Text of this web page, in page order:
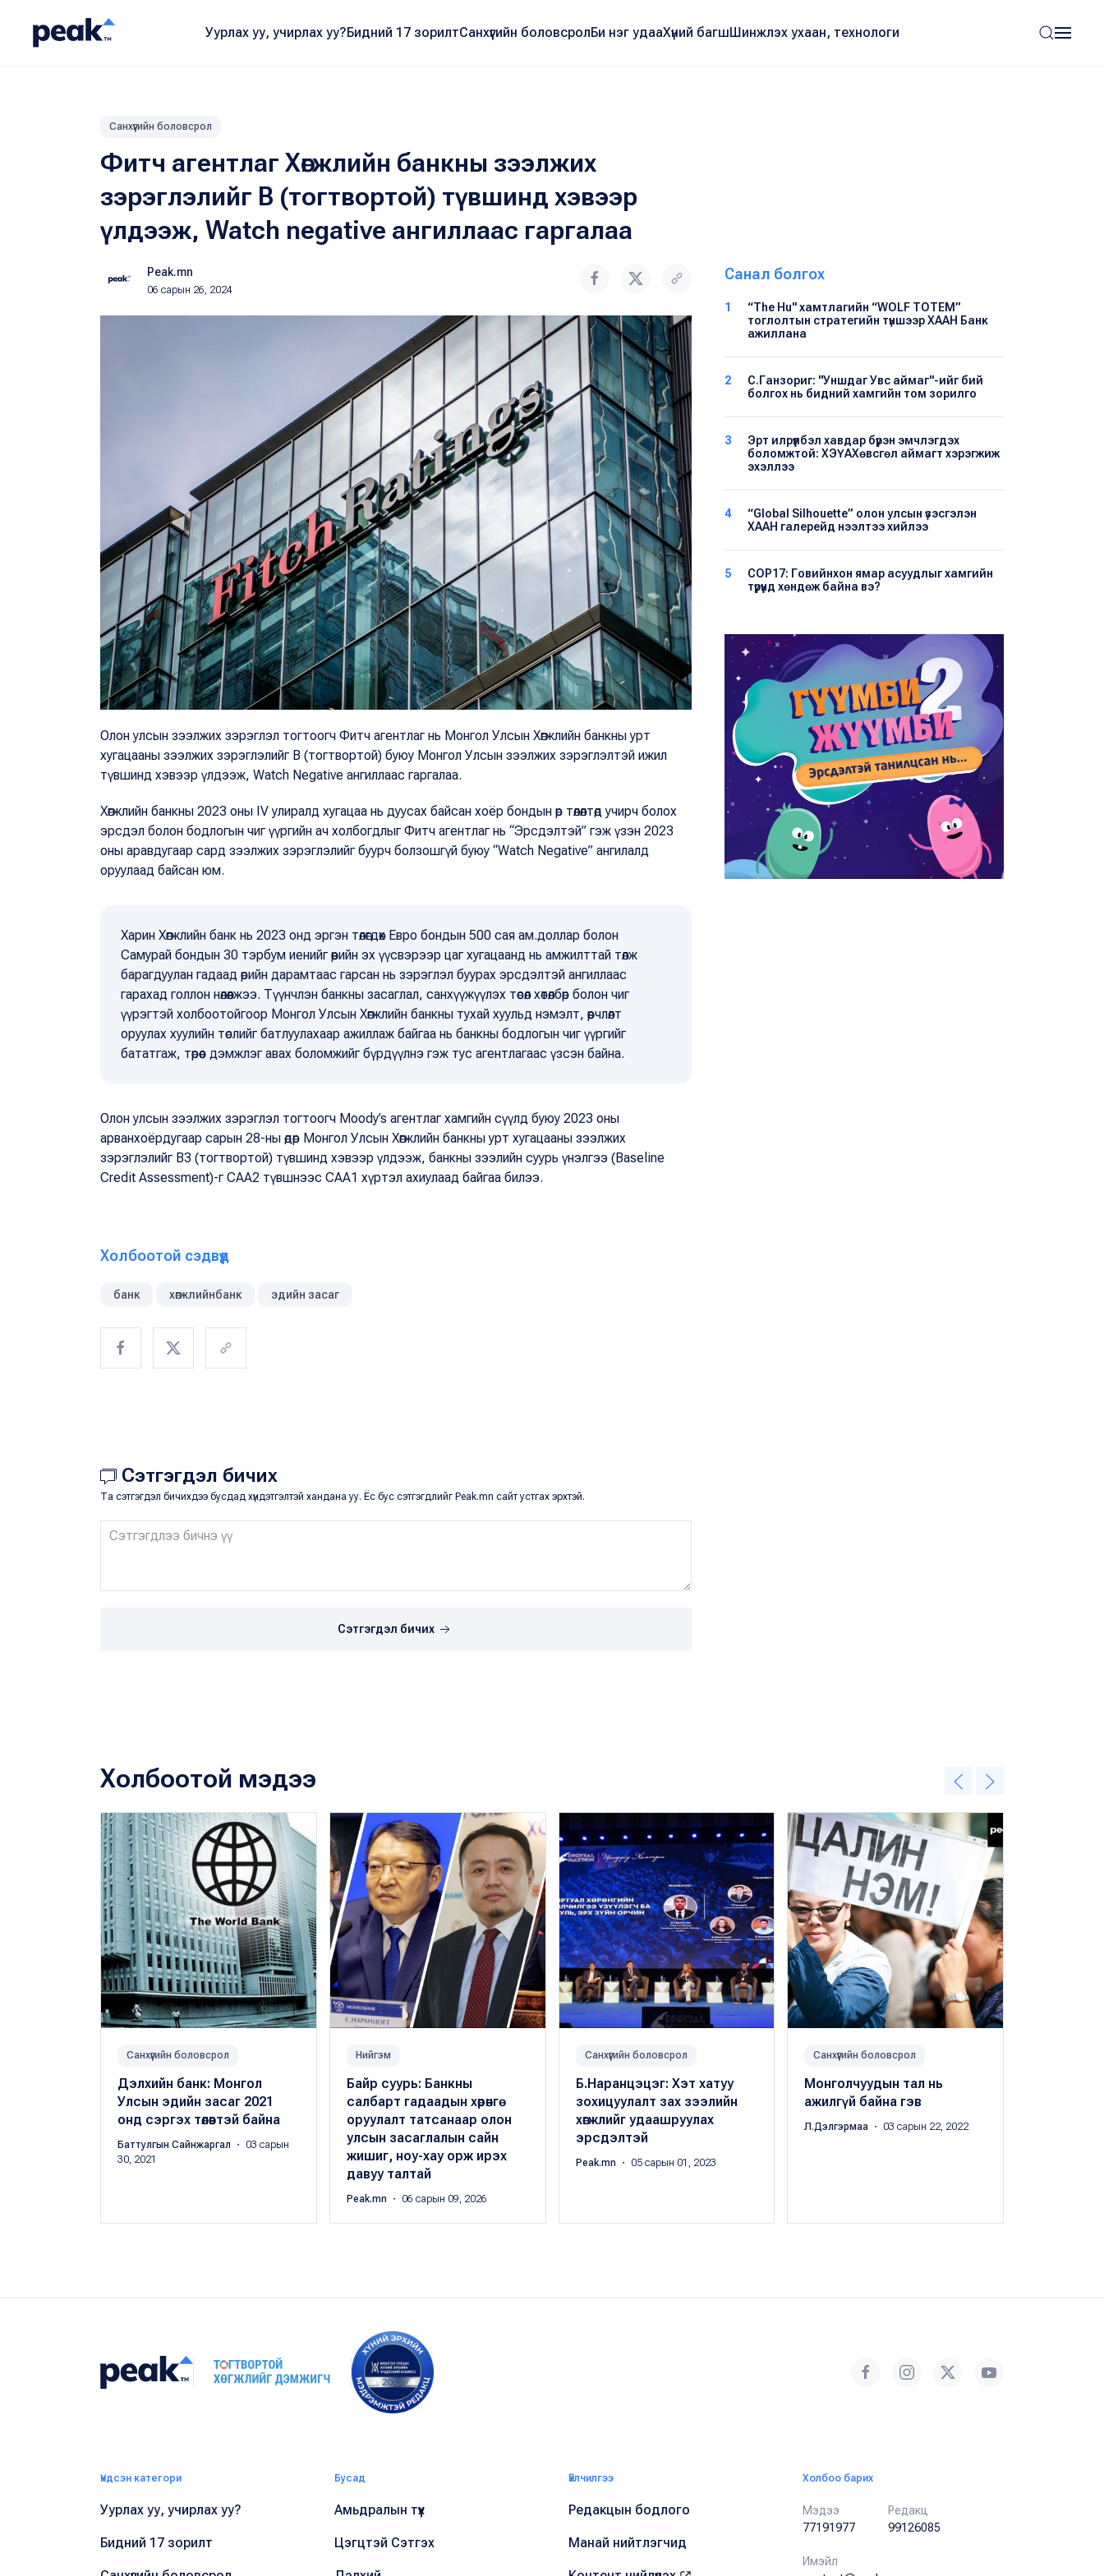
Уурлах уу, учирлах уу?Бидний 17 зорилтСанхүүгийн боловсролБи нэг удааХүний багшШинжлэх ухаан, технологи
Санхүүгийн боловсрол
Фитч агентлаг Хөгжлийн банкны зээлжих
зэрэглэлийг В (тогтвортой) түвшинд хэвээр
үлдээж, Watch negative ангиллаас гаргалаа
Peak.mn
06 сарын 26, 2024
Олон улсын зээлжих зэрэглэл тогтоогч Фитч агентлаг нь Монгол Улсын Хөгжлийн банкны урт
хугацааны зээлжих зэрэглэлийг В (тогтвортой) буюу Монгол Улсын зээлжих зэрэглэлтэй ижил
түвшинд хэвээр үлдээж, Watch Negative ангиллаас гаргалаа.
Хөгжлийн банкны 2023 оны IV улиралд хугацаа нь дуусах байсан хоёр бондын өр төлөлтөд учирч болох
эрсдэл болон бодлогын чиг үүргийн ач холбогдлыг Фитч агентлаг нь “Эрсдэлтэй” гэж үзэн 2023
оны аравдугаар сард зээлжих зэрэглэлийг буурч болзошгүй буюу “Watch Negative” ангилалд
оруулаад байсан юм.
Харин Хөгжлийн банк нь 2023 онд эргэн төлөгдөх Евро бондын 500 сая ам.доллар болон
Самурай бондын 30 тэрбум иенийг өөрийн эх үүсвэрээр цаг хугацаанд нь амжилттай төлж
барагдуулан гадаад өрийн дарамтаас гарсан нь зэрэглэл буурах эрсдэлтэй ангиллаас
гарахад голлон нөлөөлжээ. Түүнчлэн банкны засаглал, санхүүжүүлэх төсөл хөтөлбөр болон чиг
үүрэгтэй холбоотойгоор Монгол Улсын Хөгжлийн банкны тухай хуульд нэмэлт, өөрчлөлт
оруулах хуулийн төслийг батлуулахаар ажиллаж байгаа нь банкны бодлогын чиг үүргийг
бататгаж, төрөөс дэмжлэг авах боломжийг бүрдүүлнэ гэж тус агентлагаас үзсэн байна.
Олон улсын зээлжих зэрэглэл тогтоогч Moody’s агентлаг хамгийн сүүлд буюу 2023 оны
арванхоёрдугаар сарын 28-ны өдөр Монгол Улсын Хөгжлийн банкны урт хугацааны зээлжих
зэрэглэлийг B3 (тогтвортой) түвшинд хэвээр үлдээж, банкны зээлийн суурь үнэлгээ (Baseline
Credit Assessment)-г CAA2 түвшнээс CAA1 хүртэл ахиулаад байгаа билээ.
Холбоотой сэдвүүд
банк хөгжлийнбанк эдийн засаг
Сэтгэгдэл бичих
Та сэтгэгдэл бичихдээ бусдад хүндэтгэлтэй хандана уу. Ёс бус сэтгэгдлийг Peak.mn сайт устгах эрхтэй.
Сэтгэгдэл бичих
Санал болгох
1
“The Hu" хамтлагийн “WOLF TOTEM”
тоглолтын стратегийн түншээр ХААН Банк
ажиллана
2
С.Ганзориг: "Уншдаг Увс аймаг"-ийг бий
болгох нь бидний хамгийн том зорилго
3
Эрт илрүүлбэл хавдар бүрэн эмчлэгдэх
боломжтой: ХЭҮА​Хөвсгөл аймагт хэрэгжиж
эхэллээ
4
“Global Silhouette” олон улсын үзэсгэлэн
ХААН галерейд нээлтээ хийлээ
5
COP17: Говийнхон ямар асуудлыг хамгийн
түрүүнд хөндөж байна вэ?
Холбоотой мэдээ
Санхүүгийн боловсрол
Дэлхийн банк: Монгол
Улсын эдийн засаг 2021
онд сэргэх төлөвтэй байна
Баттулгын Сайнжаргал
・ 03 сарын
30, 2021
Нийгэм
Байр суурь: Банкны
салбарт гадаадын хөрөнгө
оруулалт татсанаар олон
улсын засаглалын сайн
жишиг, ноу-хау орж ирэх
давуу талтай
Peak.mn ・ 06 сарын 09, 2026
Санхүүгийн боловсрол
Б.Наранцэцэг: Хэт хатуу
зохицуулалт зах зээлийн
хөгжлийг удаашруулах
эрсдэлтэй
Peak.mn ・ 05 сарын 01, 2023
Санхүүгийн боловсрол
Монголчуудын тал нь
ажилгүй байна гэв
Л.Дэлгэрмаа ・ 03 сарын 22, 2022
Үндсэн категори
Уурлах уу, учирлах уу?
Бидний 17 зорилт
Бусад
Амьдралын түүх
Цэгцтэй Сэтгэх
Үйлчилгээ
Редакцын бодлого
Манай нийтлэгчид
Холбоо барих
Мэдээ
77191977
Редакц
99126085
Имэйл